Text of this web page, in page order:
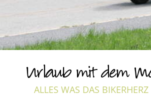
Urlaub mit dem
ALLES WAS DAS